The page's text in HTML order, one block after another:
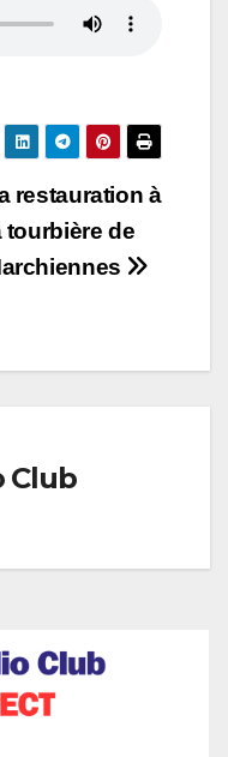
restauration à
tourbière de
Club